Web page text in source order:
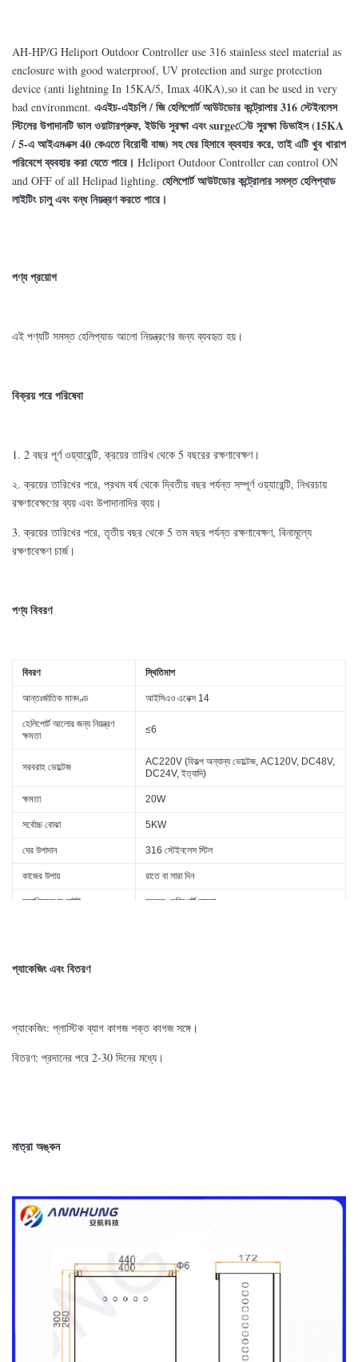
AH-HP/G Heliport Outdoor Controller use 316 stainless steel material as
enclosure with good waterproof, UV protection and surge protection
device (anti lightning In 15KA/5, Imax 40KA),so it can be used in very
bad environment. এএইচ-এইচপি / জি হেলিপোর্ট আউটডোর কন্ট্রোলার 316 স্টেইনলেস
স্টিলের উপাদানটি ভাল ওয়াটারপ্রুফ, ইউভি সুরক্ষা এবং surgeেউ সুরক্ষা ডিভাইস (15KA
/ 5-এ আইএমএক্স 40 কেএতে বিরোধী বাজ) সহ ঘের হিসাবে ব্যবহার করে, তাই এটি খুব খারাপ
পরিবেশে ব্যবহার করা যেতে পারে। Heliport Outdoor Controller can control ON
and OFF of all Helipad lighting. হেলিপোর্ট আউটডোর কন্ট্রোলার সমস্ত হেলিপ্যাড
লাইটিং চালু এবং বন্ধ নিয়ন্ত্রণ করতে পারে।
পণ্য প্রয়োগ
এই পণ্যটি সমস্ত হেলিপ্যাড আলো নিয়ন্ত্রণের জন্য ব্যবহৃত হয়।
বিক্রয় পরে পরিষেবা
1. 2 বছর পূর্ণ ওয়্যারেন্টি, ক্রয়ের তারিখ থেকে 5 বছরের রক্ষণাবেক্ষণ।
২. ক্রয়ের তারিখের পরে, প্রথম বর্ষ থেকে দ্বিতীয় বছর পর্যন্ত সম্পূর্ণ ওয়্যারেন্টি, নিখরচায়
রক্ষণাবেক্ষণের ব্যয় এবং উপাদানাদির ব্যয়।
3. ক্রয়ের তারিখের পরে, তৃতীয় বছর থেকে 5 তম বছর পর্যন্ত রক্ষণাবেক্ষণ, বিনামূল্যে
রক্ষণাবেক্ষণ চার্জ।
পণ্য বিবরণ
বিবরণ স্থিতিমাপ
আন্তঃর্জাতিক মানদণ্ড আইসিএও এনেক্স 14
হেলিপোর্ট আলোর জন্য নিয়ন্ত্রণ
ক্ষমতা
≤6
সরবরাহ ভোল্টেজ
AC220V (বিকল্প অন্যান্য ভোল্টেজ, AC120V, DC48V,
DC24V, ইত্যাদি)
ক্ষমতা 20W
সর্বোচ্চ বোঝা 5KW
ঘের উপাদান 316 স্টেইনলেস স্টিল
কাজের উপায় রাতে বা সারা দিন
অ্যাপ্লিকেশন লাইট সমস্ত হেলিপোর্ট আলো
প্যাকেজিং এবং বিতরণ
প্যাকেজিং: প্লাস্টিক ব্যাগ কাগজ শক্ত কাগজ সঙ্গে।
বিতরণ: প্রদানের পরে 2-30 দিনের মধ্যে।
মাত্রা অঙ্কন